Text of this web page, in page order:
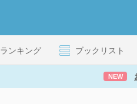
ランキング ブックリスト
NEW